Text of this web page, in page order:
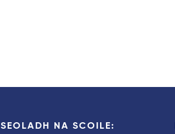
SEOLADH NA SCOILE: